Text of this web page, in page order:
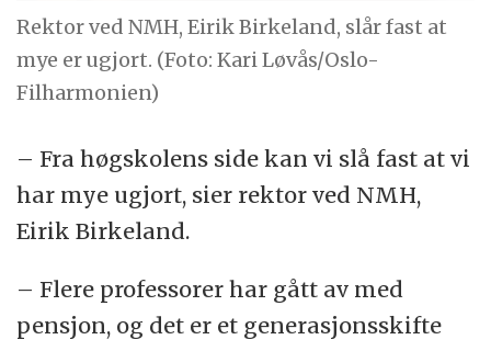
Rektor ved NMH, Eirik Birkeland, slår fast at
mye er ugjort. (Foto: Kari Løvås/Oslo-
Filharmonien)
– Fra høgskolens side kan vi slå fast at vi
har mye ugjort, sier rektor ved NMH,
Eirik Birkeland.
– Flere professorer har gått av med
pensjon, og det er et generasjonsskifte